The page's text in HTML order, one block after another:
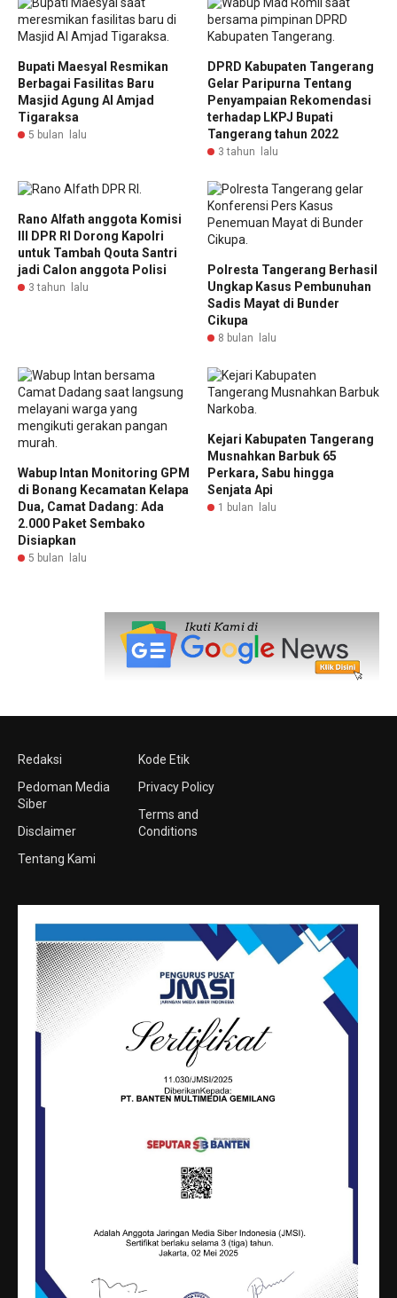
Bupati Maesyal Resmikan
Berbagai Fasilitas Baru
Masjid Agung Al Amjad
Tigaraksa
5 bulan lalu
DPRD Kabupaten Tangerang
Gelar Paripurna Tentang
Penyampaian Rekomendasi
terhadap LKPJ Bupati
Tangerang tahun 2022
3 tahun lalu
Rano Alfath anggota Komisi
III DPR RI Dorong Kapolri
untuk Tambah Qouta Santri
jadi Calon anggota Polisi
3 tahun lalu
Polresta Tangerang Berhasil
Ungkap Kasus Pembunuhan
Sadis Mayat di Bunder
Cikupa
8 bulan lalu
Wabup Intan Monitoring GPM
di Bonang Kecamatan Kelapa
Dua, Camat Dadang: Ada
2.000 Paket Sembako
Disiapkan
5 bulan lalu
Kejari Kabupaten Tangerang
Musnahkan Barbuk 65
Perkara, Sabu hingga
Senjata Api
1 bulan lalu
Redaksi
Pedoman Media
Siber
Disclaimer
Tentang Kami
Kode Etik
Privacy Policy
Terms and
Conditions